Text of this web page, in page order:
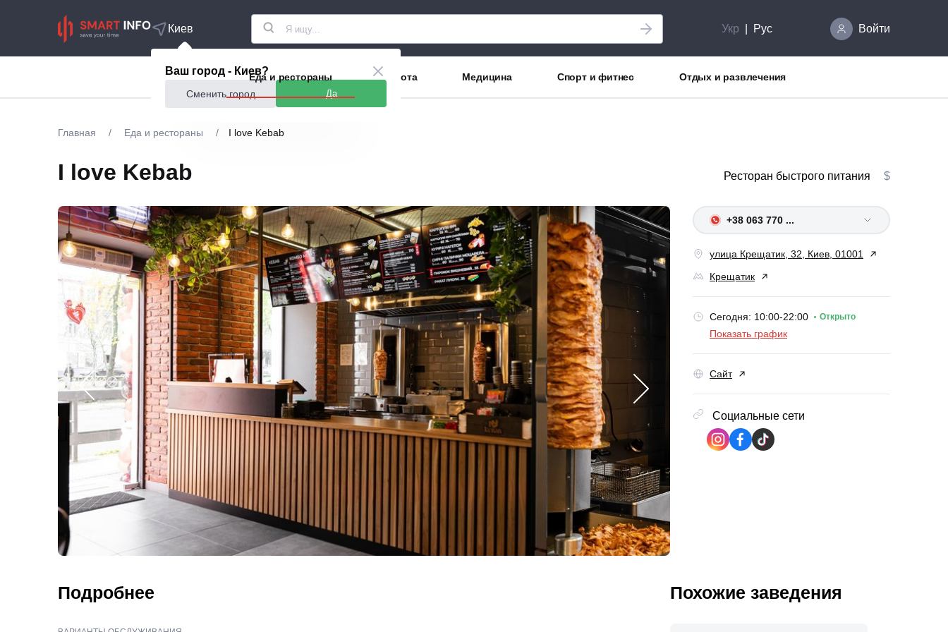
Киев
Ваш город - Киев?
Сменить город Да
Укр Рус Войти
Акции Еда и рестораны Красота Медицина Спорт и фитнес Отдых и развлечения
Главная / Еда и рестораны / I love Kebab
I love Kebab Ресторан быстрого питания $
+38 063 770 ...
улица Крещатик, 32, Киев, 01001
Крещатик
Сегодня: 10:00-22:00 Открыто
Показать график
Сайт
Социальные сети
Подробнее Похожие заведения